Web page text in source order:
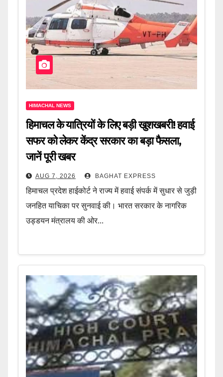
HIMACHAL NEWS
हिमाचल के यात्रियों के लिए बड़ी खुशखबरी! हवाई
सफर को लेकर केंद्र सरकार का बड़ा फैसला,
जानें पूरी खबर
AUG 7, 2026 BAGHAT EXPRESS
हिमाचल प्रदेश हाईकोर्ट ने राज्य में हवाई संपर्क में सुधार से जुड़ी
जनहित याचिका पर सुनवाई की। भारत सरकार के नागरिक
उड्डयन मंत्रालय की ओर...